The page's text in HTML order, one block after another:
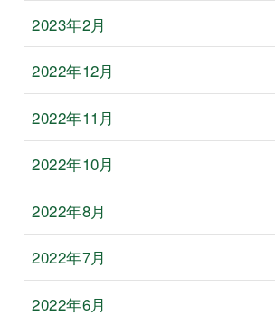
2023年2月
2022年12月
2022年11月
2022年10月
2022年8月
2022年7月
2022年6月